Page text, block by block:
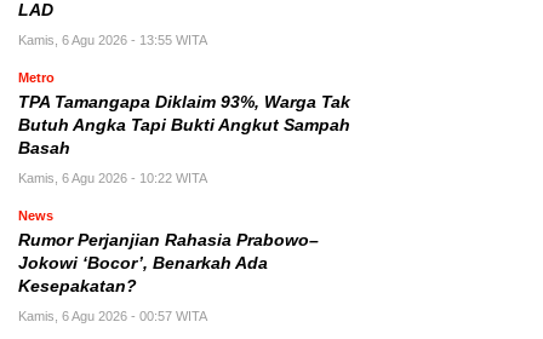
LAD
Kamis, 6 Agu 2026 - 13:55 WITA
Metro
TPA Tamangapa Diklaim 93%, Warga Tak
Butuh Angka Tapi Bukti Angkut Sampah
Basah
Kamis, 6 Agu 2026 - 10:22 WITA
News
Rumor Perjanjian Rahasia Prabowo–
Jokowi ‘Bocor’, Benarkah Ada
Kesepakatan?
Kamis, 6 Agu 2026 - 00:57 WITA